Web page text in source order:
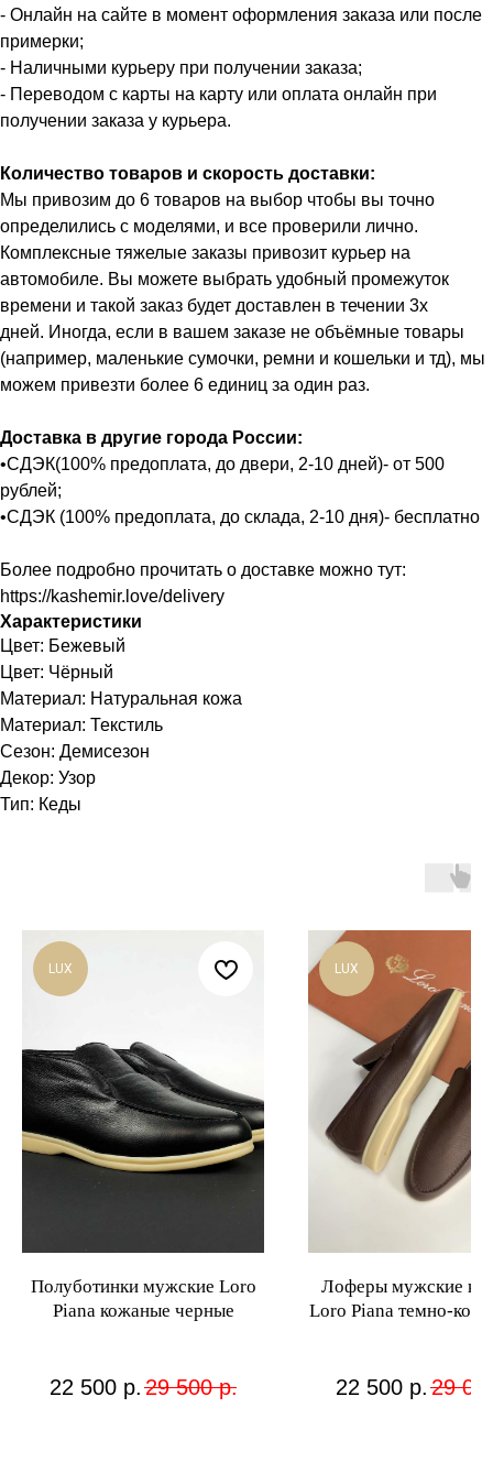
- Онлайн на сайте в момент оформления заказа или после
примерки;
- Наличными курьеру при получении заказа;
- Переводом с карты на карту или оплата онлайн при
получении заказа у курьера.
Количество товаров и скорость доставки:
Мы привозим до 6 товаров на выбор чтобы вы точно
определились с моделями, и все проверили лично.
Комплексные тяжелые заказы привозит курьер на
автомобиле. Вы можете выбрать удобный промежуток
времени и такой заказ будет доставлен в течении 3х
дней. Иногда, если в вашем заказе не объёмные товары
(например, маленькие сумочки, ремни и кошельки и тд), мы
можем привезти более 6 единиц за один раз.
Доставка в другие города России:
•СДЭК(100% предоплата, до двери, 2-10 дней)- от 500
рублей;
•СДЭК (100% предоплата, до склада, 2-10 дня)- бесплатно
Более подробно прочитать о доставке можно тут:
https://kashemir.love/delivery
Характеристики
Цвет: Бежевый
Цвет: Чёрный
Материал: Натуральная кожа
Материал: Текстиль
Сезон: Демисезон
Декор: Узор
Тип: Кеды
LUX
Полуботинки мужские Loro
Piana кожаные черные
22 500 р. 29 500 р.
LUX
Лоферы мужские
Loro Piana темно-
22 500 р. 29